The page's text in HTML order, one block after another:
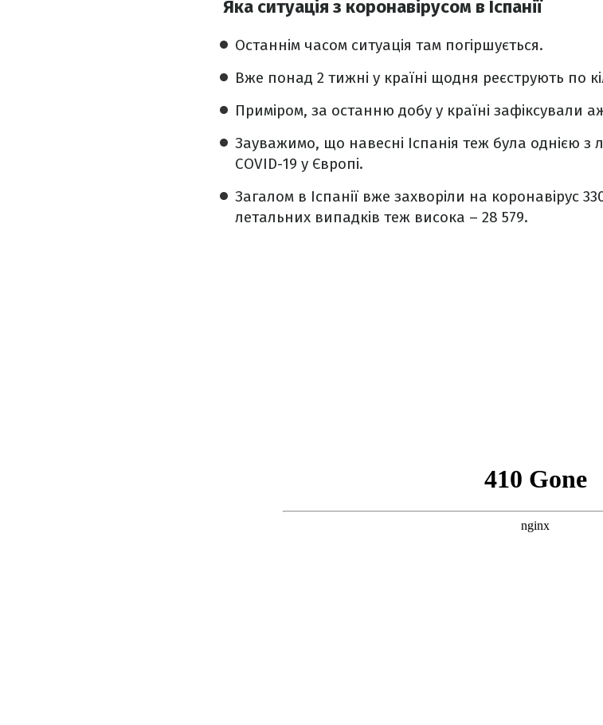
Яка ситуація з коронавірусом в Іспанії
Останнім часом ситуація там погіршується.
Вже понад 2 тижні у країні щодня реєструють по
Приміром, за останню добу у країні зафіксували
Зауважимо, що навесні Іспанія теж була однією з
COVID-19 у Європі.
Загалом в Іспанії вже захворіли на коронавірус
летальних випадків теж висока – 28 579.